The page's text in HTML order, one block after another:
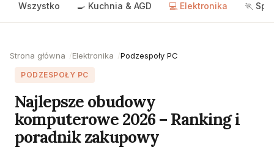
Wszystko 🍳 Kuchnia & AGD 💻 Elektronika 🏃
Strona główna Elektronika Podzespoły PC
PODZESPOŁY PC
Najlepsze obudowy
komputerowe 2026 – Ranking i
poradnik zakupowy